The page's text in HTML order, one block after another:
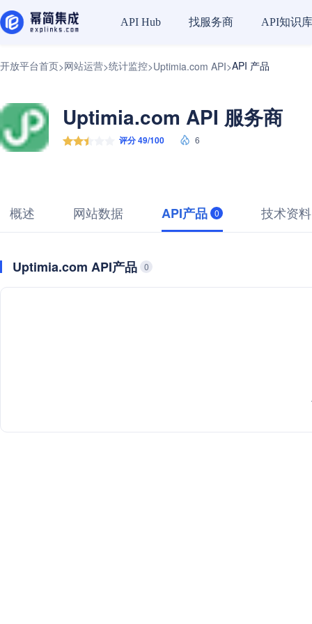
API Hub 找服务商 API知识库
开放平台首页>网站运营>统计监控>Uptimia.com API>API 产品
Uptimia.com API 服务商
评分 49/100 6
概述 网站数据 API产品 0 技术资料
Uptimia.com API产品 0